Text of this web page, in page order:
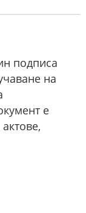
подписа
на
е